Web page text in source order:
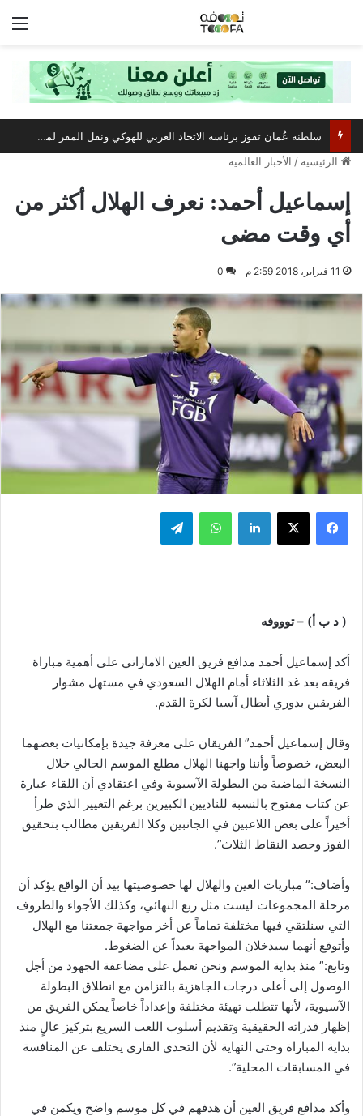
سلطنة عُمان تفوز برئاسة الاتحاد العربي للهوكي ونقل المقر لمسقط
الرئيسية / الأخبار العالمية
إسماعيل أحمد: نعرف الهلال أكثر من
أي وقت مضى
11 فبراير، 2018 2:59 م 0
فيسبوك ‫X لينكدإن واتساب تيلقرام
( د ب أ) – توووفه
أكد إسماعيل أحمد مدافع فريق العين الاماراتي على أهمية مباراة
فريقه بعد غد الثلاثاء أمام الهلال السعودي في مستهل مشوار
الفريقين بدوري أبطال آسيا لكرة القدم.
وقال إسماعيل أحمد” الفريقان على معرفة جيدة بإمكانيات بعضهما
البعض، خصوصاً وأننا واجهنا الهلال مطلع الموسم الحالي خلال
النسخة الماضية من البطولة الآسيوية وفي اعتقادي أن اللقاء عبارة
عن كتاب مفتوح بالنسبة للناديين الكبيرين برغم التغيير الذي طرأ
أخيراً على بعض اللاعبين في الجانبين وكلا الفريقين مطالب بتحقيق
الفوز وحصد النقاط الثلاث”.
وأضاف:” مباريات العين والهلال لها خصوصيتها بيد أن الواقع يؤكد أن
مرحلة المجموعات ليست مثل ربع النهائي، وكذلك الأجواء والظروف
التي سنلتقي فيها مختلفة تماماً عن أخر مواجهة جمعتنا مع الهلال
وأتوقع أنهما سيدخلان المواجهة بعيداً عن الضغوط.
وتابع:” منذ بداية الموسم ونحن نعمل على مضاعفة الجهود من أجل
الوصول إلى أعلى درجات الجاهزية بالتزامن مع انطلاق البطولة
الآسيوية، لأنها تتطلب تهيئة مختلفة وإعداداً خاصاً يمكن الفريق من
إظهار قدراته الحقيقية وتقديم أسلوب اللعب السريع بتركيز عالٍ منذ
بداية المباراة وحتى النهاية لأن التحدي القاري يختلف عن المنافسة
في المسابقات المحلية”.
وأكد مدافع فريق العين أن هدفهم في كل موسم واضح ويكمن في